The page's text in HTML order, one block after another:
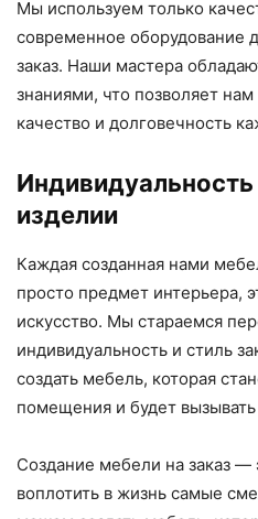
Мы используем только
современное оборудование
заказ. Наши мастера
знаниями, что позволяет
качество и долговечность
изделии
Каждая созданная нами
просто предмет интерьера,
искусство. Мы стараемся
индивидуальность и стиль
создать мебель, которая
помещения и будет
Создание мебели на заказ —
воплотить в жизнь самые